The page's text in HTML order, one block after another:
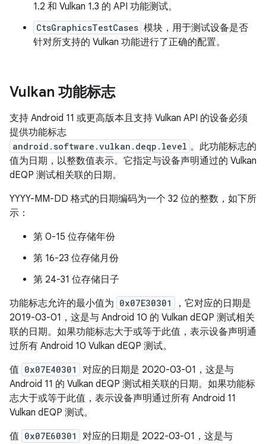
1.2 和 Vulkan 1.3 的 API 功能测试。
CtsGraphicsTestCases 模块，用于测试设备是否
针对所支持的 Vulkan 功能进行了正确的配置。
Vulkan 功能标志
支持 Android 11 或更高版本且支持 Vulkan API 的设备必须
提供功能标志
android.software.vulkan.deqp.level 。此功能标志的
值为日期，以整数值表示。它指定与设备声明通过的 Vulkan
dEQP 测试相关联的日期。
YYYY-MM-DD 格式的日期编码为一个 32 位的整数，如下所
示：
第 0-15 位存储年份
第 16-23 位存储月份
第 24-31 位存储日子
功能标志允许的最小值为 0x07E30301
，它对应的日期是
2019-03-01，这是与 Android 10 的 Vulkan dEQP 测试相关
联的日期。如果功能标志大于或等于此值，表示设备声明通
过所有 Android 10 Vulkan dEQP 测试。
值 0x07E40301
对应的日期是 2020-03-01，这是与
Android 11 的 Vulkan dEQP 测试相关联的日期。如果功能标
志大于或等于此值，表示设备声明通过所有 Android 11
Vulkan dEQP 测试。
值 0x07E60301 对应的日期是 2022-03-01，这是与